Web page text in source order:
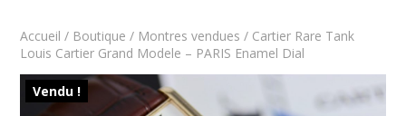
Accueil / Boutique / Montres vendues / Cartier Rare Tank
Louis Cartier Grand Modele – PARIS Enamel Dial
Vendu !